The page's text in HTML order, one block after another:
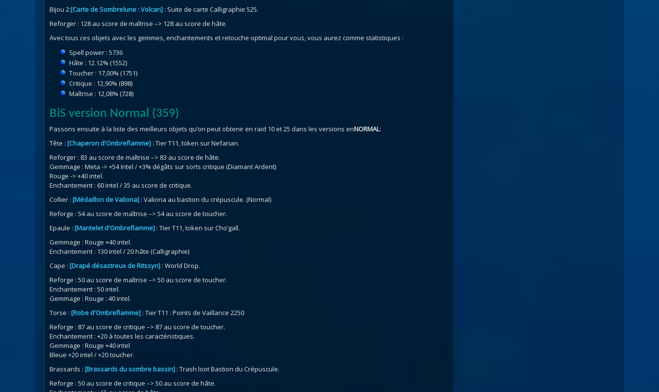
Bijou 2:[Carte de Sombrelune : Volcan] : Suite de carte Calligraphie 525.
Reforger : 128 au score de maîtrise –> 128 au score de hâte.
Avec tous ces objets avec les gemmes, enchantements et retouche optimal pour vous, vous aurez comme statistiques :
Spell power : 5736
Hâte : 12.12% (1552)
Toucher : 17,00% (1751)
Critique : 12,90% (898)
Maîtrise : 12,08% (728)
BiS version Normal (359)
Passons ensuite à la liste des meilleurs objets qu’on peut obtenir en raid 10 et 25 dans les versions enNORMAL:
Tête : [Chaperon d'Ombreflamme] : Tier T11, token sur Nefarian.
Reforger : 83 au score de maîtrise –> 83 au score de hâte.
Gemmage : Meta -> +54 Intel / +3% dégâts sur sorts critique (Diamant Ardent)
Rouge -> +40 intel.
Enchantement : 60 intel / 35 au score de critique.
Collier : [Médaillon de Valiona] : Valiona au bastion du crépuscule. (Normal)
Reforge : 54 au score de maîtrise –> 54 au score de toucher.
Epaule : [Mantelet d'Ombreflamme] : Tier T11, token sur Cho’gall.
Gemmage : Rouge +40 intel.
Enchantement : 130 intel / 20 hâte (Calligraphie)
Cape : [Drapé désastreux de Ritssyn] : World Drop.
Reforge : 50 au score de maîtrise –> 50 au score de toucher.
Enchantement : 50 intel.
Gemmage : Rouge : 40 intel.
Torse : [Robe d'Ombreflamme] : Tier T11 : Points de Vaillance 2250
Reforge : 87 au score de critique –> 87 au score de toucher.
Enchantement : +20 à toutes les caractéristiques.
Gemmage : Rouge +40 intel
Bleue +20 intel / +20 toucher.
Brassards : [Brassards du sombre bassin] : Trash loot Bastion du Crépuscule.
Reforge : 50 au score de critique –> 50 au score de hâte.